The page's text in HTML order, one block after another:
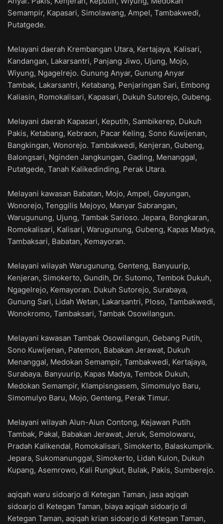
Semampir, Kapasari, Simolawang, Ampel, Tambakwedi,
Putatgede.
Melayani daerah Krembangan Utara, Kertajaya, Kalisari,
Kandangan, Lakarsantri, Panjang Jiwo, Ujung, Mojo,
Wiyung, Ngagelrejo. Gunung Anyar, Gunung Anyar
Tambak, Lakarsantri, Ketabang, Penjaringan Sari, Embong
Kaliasin, Romokalisari, Kapasari, Dukuh Sutorejo, Gubeng.
Melayani daerah Kapasari, Keputih, Sambikerep, Dukuh
Pakis, Ketabang, Kebraon, Pacar Keling, Sono Kuwijenan,
Bangkingan, Wonorejo. Tambakwedi, Kenjeran, Gubeng,
Balongsari, Nginden Jangkungan, Gading, Menanggal,
Putatgede, Tanah Kalikedinding, Perak Utara.
Melayani kawasan Babatan, Mojo, Ampel, Gayungan,
Wonorejo, Tenggilis Mejoyo, Manyar Sabrangan,
Warugunung, Ujung, Tambak Sarioso. Jepara, Bongkaran,
Romokalisari, Kalisari, Warugunung, Gubeng, Kapas Madya,
Tambaksari, Babatan, Kemayoran.
Melayani wilayah Warugunung, Genteng, Banyuurip,
Kenjeran, Simokerto, Gundih, Dr. Sutomo, Tembok Dukuh,
Ngagelrejo, Kemayoran. Dukuh Sutorejo, Surabaya,
Gunung Sari, Lidah Wetan, Lakarsantri, Ploso, Tambakwedi,
Wonokromo, Tambaksari, Tambak Osowilangun.
Melayani kawasan Tambak Osowilangun, Gebang Putih,
Sono Kuwijenan, Patemon, Babakan Jerawat, Dukuh
Menanggal, Medokan Semampir, Tambakwedi, Kertajaya,
Surabaya. Banyuurip, Kapas Madya, Tembok Dukuh,
Medokan Semampir, Klampisngasem, Simomulyo Baru,
Simomulyo Baru, Mojo, Genteng, Perak Timur.
Melayani wilayah Alun-Alun Contong, Kejawan Putih
Tambak, Pakal, Babakan Jerawat, Jeruk, Semolowaru,
Pradah Kalikendal, Romokalisari, Simokerto, Balaskumprik.
Jepara, Sukomanunggal, Simokerto, Lidah Kulon, Dukuh
Kupang, Asemrowo, Kali Rungkut, Bulak, Pakis, Sumberejo.
aqiqah waru sidoarjo di Ketegan Taman, jasa aqiqah
sidoarjo di Ketegan Taman, biaya aqiqah sidoarjo di
Ketegan Taman, aqiqah krian sidoarjo di Ketegan Taman,